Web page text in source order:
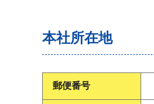
本社所在地
郵便番号